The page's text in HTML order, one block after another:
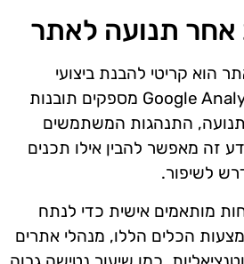
אחר תנועה לאתר
הוא קריטי להבנת ביצועי
הבלוג. כלים כמו Google Analytics מספקים תובנות
התנהגות המשתמשים
זה מאפשר להבין אילו תכנים
לשיפור.
מותאמים אישית כדי לנתח
הכלים הללו, מנהלי אתרים